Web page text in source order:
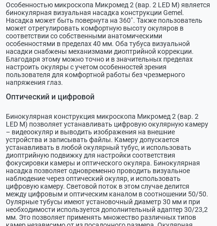
Особенностью микроскопа Микромед 2 (вар. 2 LED М) является
бинокулярная визуальная насадка конструкции Gemel.
Насадка может быть повернута на 360˚. Также пользователь
может отрегулировать комфортную высоту окуляров в
соответствии со собственными анатомическими
особенностями в пределах 40 мм. Оба тубуса визуальной
насадки снабжены механизмами диоптрийной коррекции.
Благодаря этому можно точно и в значительных пределах
настроить окуляры с учетом особенностей зрения
пользователя для комфортной работы без чрезмерного
напряжения глаз.
Оптический и цифровой
Бинокулярная конструкция микроскопа Микромед 2 (вар. 2
LED М) позволяет устанавливать цифровую окулярную камеру
– видеоокуляр и выводить изображения на внешние
устройства и записывать файлы. Камеру допускается
устанавливать в любой окулярный тубус, и использовать
диоптрийную подвижку для настройки соответствия
фокусировки камеры и оптического окуляра. Бинокулярная
насадка позволяет одновременно проводить визуальное
наблюдение через оптический окуляр, и использовать
цифровую камеру. Световой поток в этом случае делится
между цифровым и оптическим каналом в соотношении 50/50.
Оулярные тубусы имеют установочный диаметр 30 мм и при
необходимости используется дополнительный адаптер 30/23,2
мм. Это позволяет применять множество различных типов